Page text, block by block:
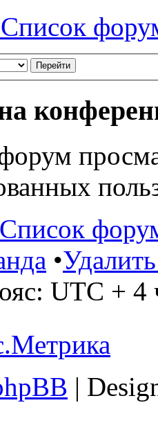
Список
•
UTC + 4
|